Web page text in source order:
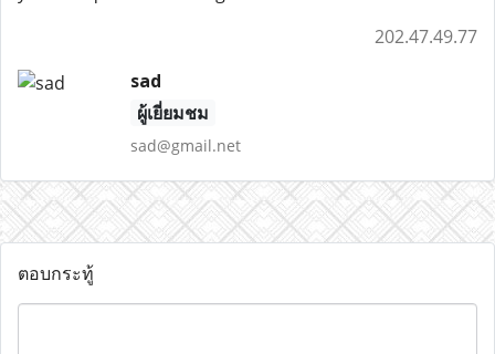
202.47.49.77
sad
ผู้เยี่ยมชม
sad@gmail.net
ตอบกระทู้